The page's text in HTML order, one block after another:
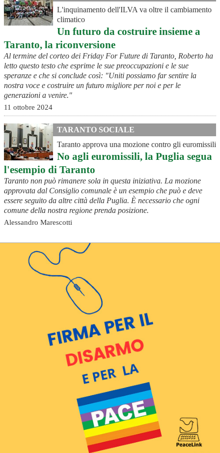
L'inquinamento dell'ILVA va oltre il cambiamento
climatico
Un futuro da costruire insieme a
Taranto, la riconversione
Al termine del corteo dei Friday For Future di Taranto, Roberto ha
letto questo testo che esprime le sue preoccupazioni e le sue
speranze e che si conclude così: "Uniti possiamo far sentire la
nostra voce e costruire un futuro migliore per noi e per le
generazioni a venire."
11 ottobre 2024
TARANTO SOCIALE
Taranto approva una mozione contro gli euromissili
No agli euromissili, la Puglia segua
l'esempio di Taranto
Taranto non può rimanere sola in questa iniziativa. La mozione
approvata dal Consiglio comunale è un esempio che può e deve
essere seguito da altre città della Puglia. È necessario che ogni
comune della nostra regione prenda posizione.
Alessandro Marescotti